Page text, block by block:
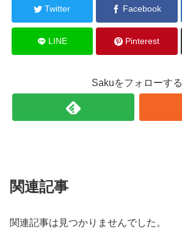
Twitter Facebook
LINE Pinterest
Sakuをフォローする
関連記事
関連記事は見つかりませんでした。